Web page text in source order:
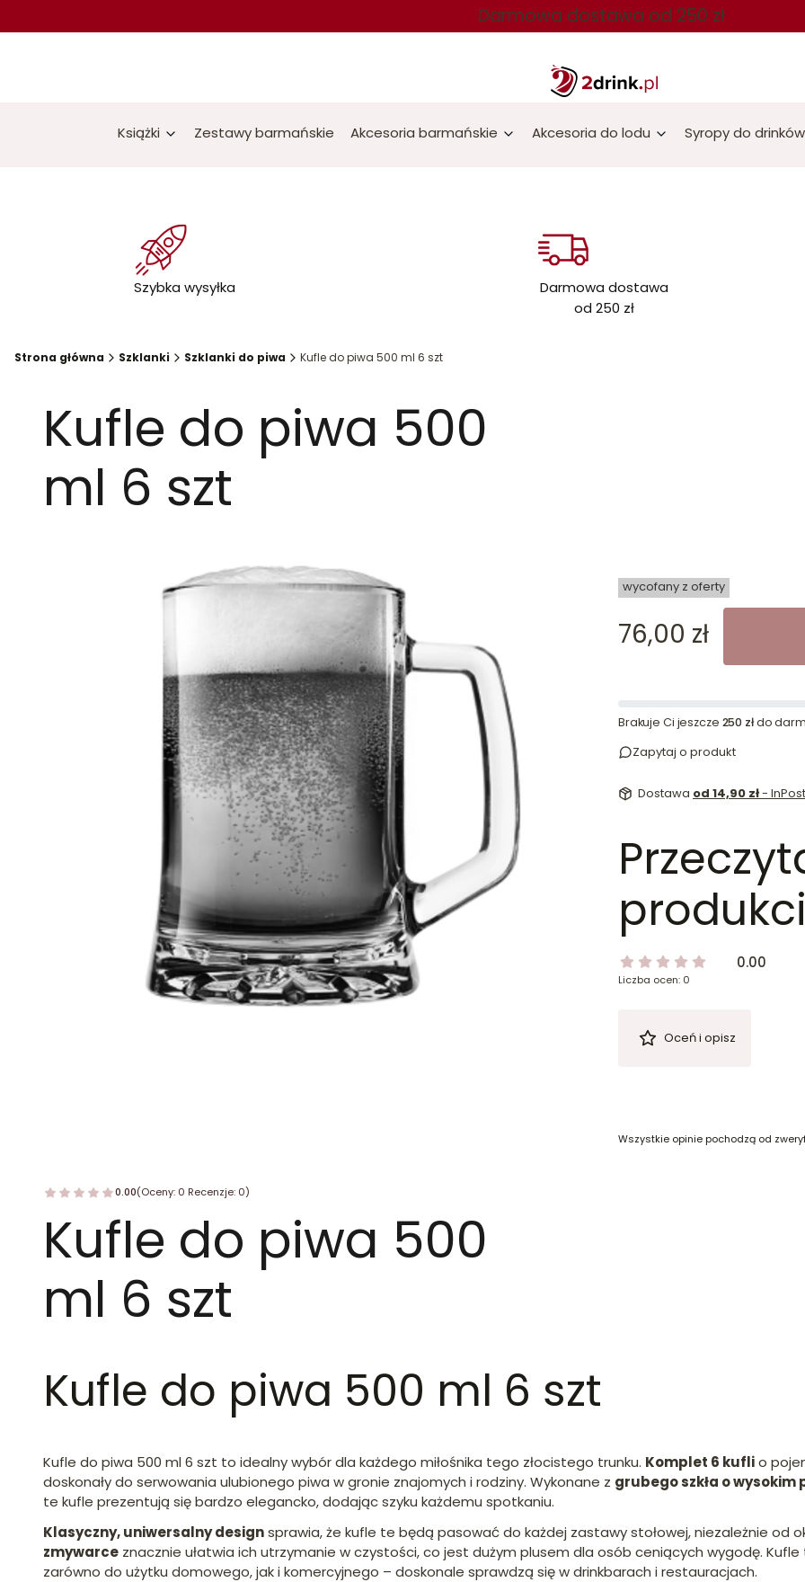
Darmowa dostawa od 250 zł
Książki Zestawy barmańskie Akcesoria barmańskie Akcesoria do lodu Syropy do drinków
Szybka wysyłka
Darmowa dostawa
od 250 zł
Strona główna Szklanki Szklanki do piwa Kufle do piwa 500 ml 6 szt
Kufle do piwa 500
ml 6 szt
0.00(Oceny: 0 Recenzje: 0)
Kufle do piwa 500
ml 6 szt
wycofany z oferty
Cena
76,00 zł
Brakuje Ci jeszcze 250 złdo
Zapytaj o produkt
Dostawa od 14,90 zł-
0.00
Liczba ocen: 0
Oceń i opisz
Wszystkie opinie pochodzą od
Kufle do piwa 500 ml 6 szt
Kufle do piwa 500 ml 6 szt to idealny wybór dla każdego miłośnika tego złocistego trunku. Komplet 6 kuflio
doskonały do serwowania ulubionego piwa w gronie znajomych i rodziny. Wykonane z grubego szkła o wysokim
te kufle prezentują się bardzo elegancko, dodając szyku każdemu spotkaniu.
Klasyczny, uniwersalny designsprawia, że kufle te będą pasować do każdej zastawy stołowej, niezależnie od
zmywarce znacznie ułatwia ich utrzymanie w czystości, co jest dużym plusem dla osób ceniących wygodę.
zarówno do użytku domowego, jak i komercyjnego – doskonale sprawdzą się w drinkbarach i restauracjach.